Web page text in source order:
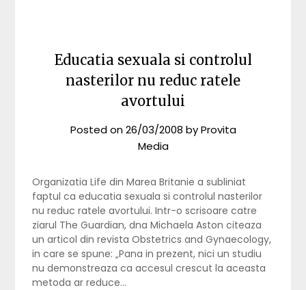
Educatia sexuala si controlul
nasterilor nu reduc ratele
avortului
Posted on26/03/2008 byProvita
Media
Organizatia Life din Marea Britanie a subliniat
faptul ca educatia sexuala si controlul nasterilor
nu reduc ratele avortului. Intr-o scrisoare catre
ziarul The Guardian, dna Michaela Aston citeaza
un articol din revista Obstetrics and Gynaecology,
in care se spune: „Pana in prezent, nici un studiu
nu demonstreaza ca accesul crescut la aceasta
metoda ar reduce…